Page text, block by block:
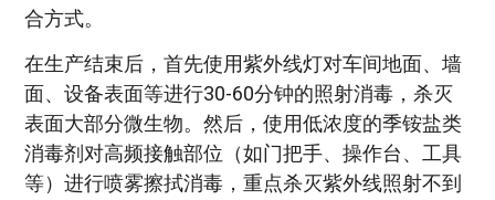
合方式。
在生产结束后，首先使用紫外线灯对车间地面、墙
面、设备表面等进行30-60分钟的照射消毒，杀灭
表面大部分微生物。然后，使用低浓度的季铵盐类
消毒剂对高频接触部位（如门把手、操作台、工具
等）进行喷雾擦拭消毒，重点杀灭紫外线照射不到